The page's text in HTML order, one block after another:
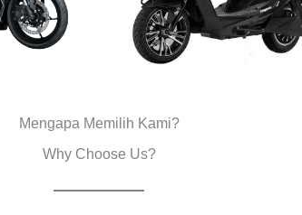
Mengapa Memilih Kami?
Why Choose Us?